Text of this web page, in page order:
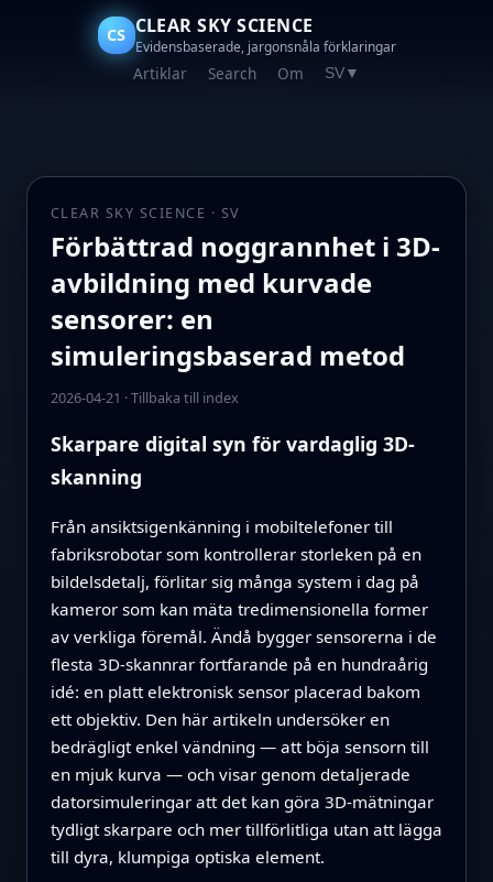
CS CLEAR SKY SCIENCE
Evidensbaserade, jargonsnåla förklaringar
Artiklar Search Om SV ▼
CLEAR SKY SCIENCE · SV
Förbättrad noggrannhet i 3D-
avbildning med kurvade
sensorer: en
simuleringsbaserad metod
2026-04-21 ·Tillbaka till index
Skarpare digital syn för vardaglig 3D-
skanning
Från ansiktsigenkänning i mobiltelefoner till
fabriksrobotar som kontrollerar storleken på en
bildelsdetalj, förlitar sig många system i dag på
kameror som kan mäta tredimensionella former
av verkliga föremål. Ändå bygger sensorerna i de
flesta 3D-skannrar fortfarande på en hundraårig
idé: en platt elektronisk sensor placerad bakom
ett objektiv. Den här artikeln undersöker en
bedrägligt enkel vändning — att böja sensorn till
en mjuk kurva — och visar genom detaljerade
datorsimuleringar att det kan göra 3D-mätningar
tydligt skarpare och mer tillförlitliga utan att lägga
till dyra, klumpiga optiska element.